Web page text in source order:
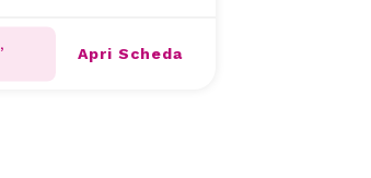
Apri Scheda